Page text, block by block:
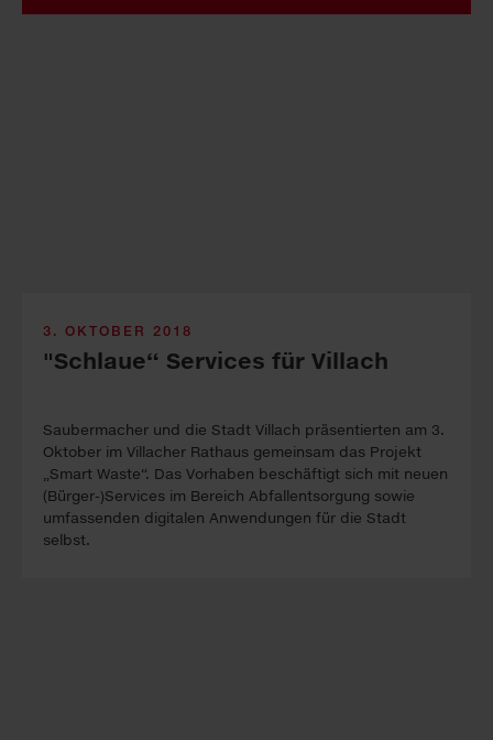
3. OKTOBER 2018
"Schlaue“ Services für Villach
Saubermacher und die Stadt Villach präsentierten am 3.
Oktober im Villacher Rathaus gemeinsam das Projekt
„Smart Waste“. Das Vorhaben beschäftigt sich mit neuen
(Bürger-)Services im Bereich Abfallentsorgung sowie
umfassenden digitalen Anwendungen für die Stadt
selbst.